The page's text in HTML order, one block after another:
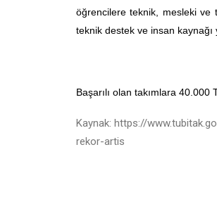
öğrencilere teknik, mesleki ve
teknik destek ve insan kaynağı
Başarılı olan takımlara
Kaynak: https://
rekor-artis